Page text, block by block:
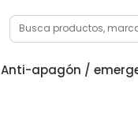
Anti-apagón /